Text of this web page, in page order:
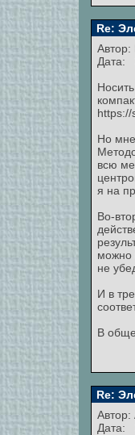
Re:
Автор:
Дата:
https://
Но мне
всю
я на
Во-
можно
не
И в
В
Re:
Автор:
Дата: